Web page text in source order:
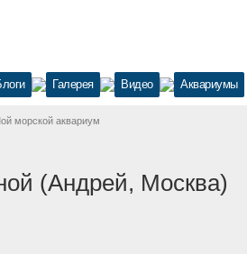
Галерея Видео Аквариумы
морской аквариум
(Андрей, Москва)